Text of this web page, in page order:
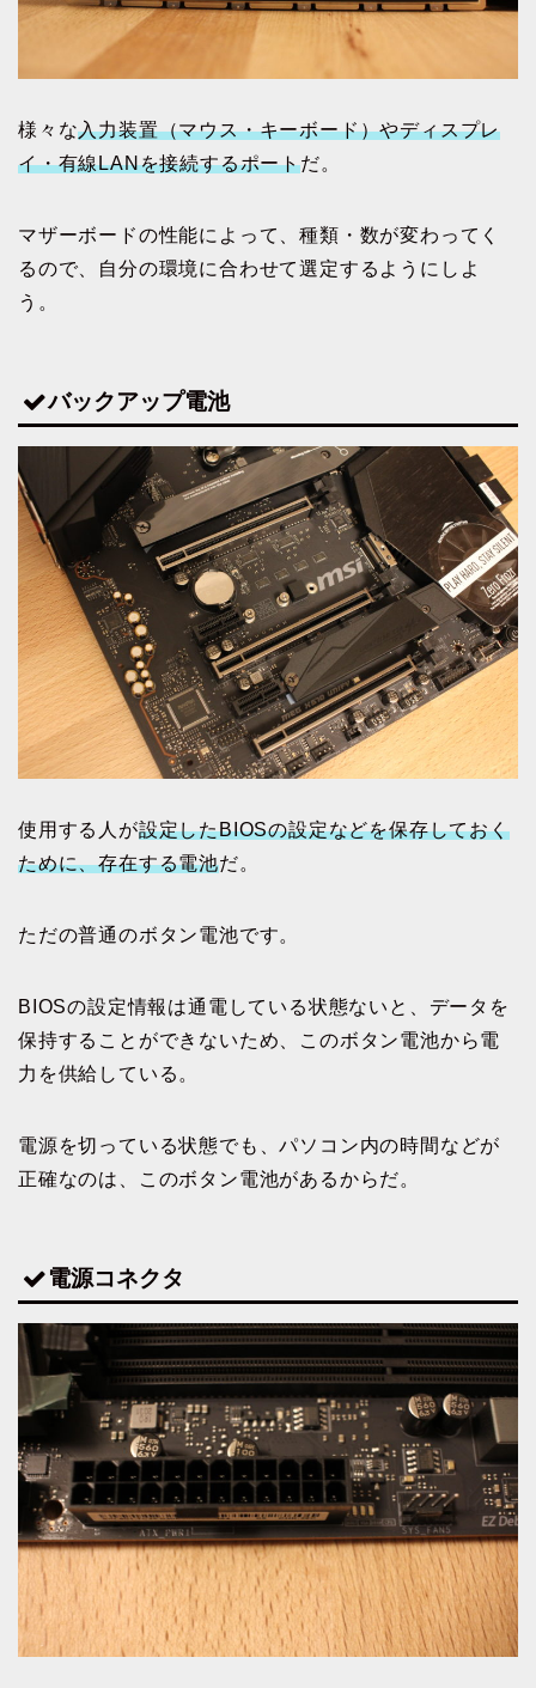
様々な入力装置（マウス・キーボード）やディスプレ
イ・有線LANを接続するポートだ。
マザーボードの性能によって、種類・数が変わってく
るので、自分の環境に合わせて選定するようにしよ
う。
バックアップ電池
使用する人が設定したBIOSの設定などを保存しておく
ために、存在する電池だ。
ただの普通のボタン電池です。
BIOSの設定情報は通電している状態ないと、データを
保持することができないため、このボタン電池から電
力を供給している。
電源を切っている状態でも、パソコン内の時間などが
正確なのは、このボタン電池があるからだ。
電源コネクタ